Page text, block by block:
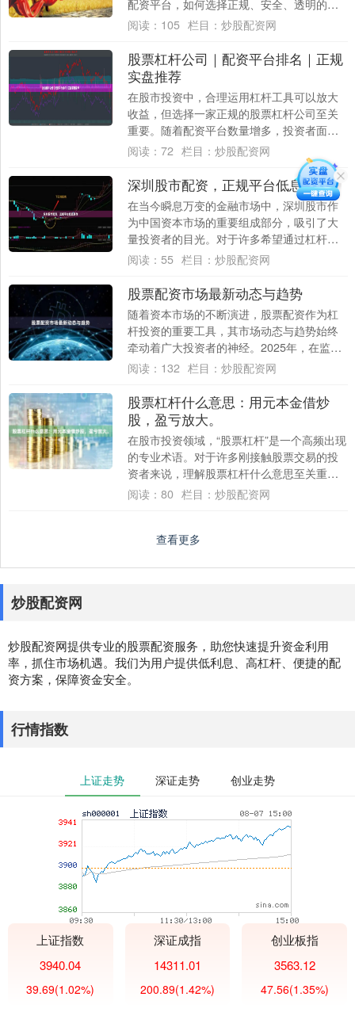
配资平台，如何选择正规、安全、透明的服
务商，成为许多股民关心的核心问题。本文
阅读： 105 栏目： 炒股配资网
股票杠杆公司｜配资平台排名｜正规
实盘推荐
在股市投资中，合理运用杠杆工具可以放大
收益，但选择一家正规的股票杠杆公司至关
重要。随着配资平台数量增多，投资者面临
信息不对称问题，如何从众多平台中筛选出
阅读： 72 栏目： 炒股配资网
深圳股市配资，正规平台低息操作
在当今瞬息万变的金融市场中，深圳股市作
为中国资本市场的重要组成部分，吸引了大
量投资者的目光。对于许多希望通过杠杆效
应放大收益的投资者来说，配资成为了一种
阅读： 55 栏目： 炒股配资网
股票配资市场最新动态与趋势
随着资本市场的不断演进，股票配资作为杠
杆投资的重要工具，其市场动态与趋势始终
牵动着广大投资者的神经。2025年，在监管
政策持续完善、金融科技深入渗透以及投资
阅读： 132 栏目： 炒股配资网
股票杠杆什么意思：用元本金借炒
股，盈亏放大。
在股市投资领域，“股票杠杆”是一个高频出现
的专业术语。对于许多刚接触股票交易的投
资者来说，理解股票杠杆什么意思至关重
要。简单来说，股票杠杆就是投资者通过借
阅读： 80 栏目： 炒股配资网
查看更多
炒股配资网
炒股配资网提供专业的股票配资服务，助您快速提升资金利用
率，抓住市场机遇。我们为用户提供低利息、高杠杆、便捷的配
资方案，保障资金安全。
行情指数
上证走势 深证走势 创业走势
上证指数
3940.04
39.69(1.02%)
深证成指
14311.01
200.89(1.42%)
创业板指
3563.12
47.56(1.35%)